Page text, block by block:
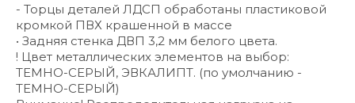
- Торцы деталей ЛДСП обработаны пластиковой
кромкой ПВХ крашенной в массе
• Задняя стенка ДВП 3,2 мм белого цвета.
! Цвет металлических элементов на выбор:
ТЕМНО-СЕРЫЙ, ЭВКАЛИПТ. (по умолчанию -
ТЕМНО-СЕРЫЙ)